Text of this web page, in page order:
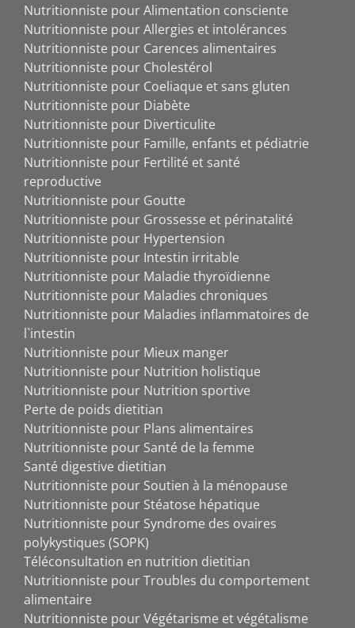
Nutritionniste pour Alimentation consciente
Nutritionniste pour Allergies et intolérances
Nutritionniste pour Carences alimentaires
Nutritionniste pour Cholestérol
Nutritionniste pour Coeliaque et sans gluten
Nutritionniste pour Diabète
Nutritionniste pour Diverticulite
Nutritionniste pour Famille, enfants et pédiatrie
Nutritionniste pour Fertilité et santé
reproductive
Nutritionniste pour Goutte
Nutritionniste pour Grossesse et périnatalité
Nutritionniste pour Hypertension
Nutritionniste pour Intestin irritable
Nutritionniste pour Maladie thyroïdienne
Nutritionniste pour Maladies chroniques
Nutritionniste pour Maladies inflammatoires de
l`intestin
Nutritionniste pour Mieux manger
Nutritionniste pour Nutrition holistique
Nutritionniste pour Nutrition sportive
Perte de poids dietitian
Nutritionniste pour Plans alimentaires
Nutritionniste pour Santé de la femme
Santé digestive dietitian
Nutritionniste pour Soutien à la ménopause
Nutritionniste pour Stéatose hépatique
Nutritionniste pour Syndrome des ovaires
polykystiques (SOPK)
Téléconsultation en nutrition dietitian
Nutritionniste pour Troubles du comportement
alimentaire
Nutritionniste pour Végétarisme et végétalisme